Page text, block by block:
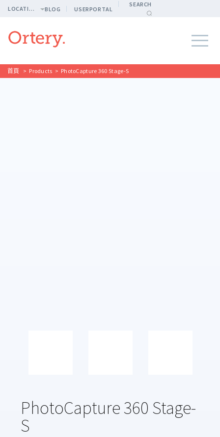
LOCATION BLOG USERPORTAL
SEARCH
首頁 > Products > PhotoCapture 360 Stage-S
PhotoCapture 360 Stage-
S